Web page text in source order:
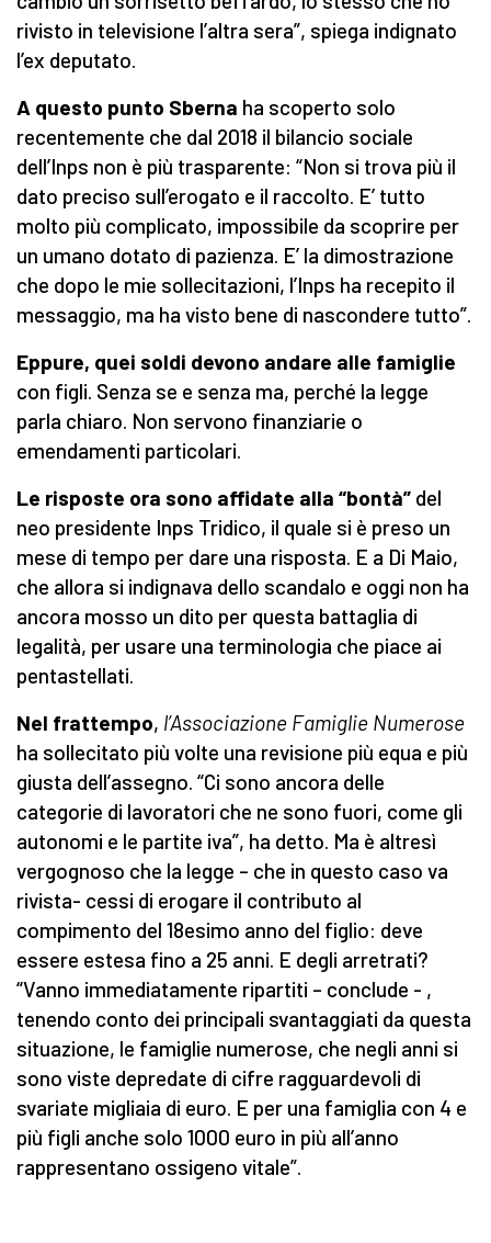
rivisto in televisione l’altra sera”, spiega indignato
l’ex deputato.
A questo punto Sberna ha scoperto solo
recentemente che dal 2018 il bilancio sociale
dell’Inps non è più trasparente: “Non si trova più il
dato preciso sull’erogato e il raccolto. E’ tutto
molto più complicato, impossibile da scoprire per
un umano dotato di pazienza. E’ la dimostrazione
che dopo le mie sollecitazioni, l’Inps ha recepito il
messaggio, ma ha visto bene di nascondere tutto”.
Eppure, quei soldi devono andare alle famiglie
con figli. Senza se e senza ma, perché la legge
parla chiaro. Non servono finanziarie o
emendamenti particolari.
Le risposte ora sono affidate alla “bontà” del
neo presidente Inps Tridico, il quale si è preso un
mese di tempo per dare una risposta. E a Di Maio,
che allora si indignava dello scandalo e oggi non ha
ancora mosso un dito per questa battaglia di
legalità, per usare una terminologia che piace ai
pentastellati.
Nel frattempo, l’Associazione Famiglie Numerose
ha sollecitato più volte una revisione più equa e più
giusta dell’assegno. “Ci sono ancora delle
categorie di lavoratori che ne sono fuori, come gli
autonomi e le partite iva”, ha detto. Ma è altresì
vergognoso che la legge – che in questo caso va
rivista- cessi di erogare il contributo al
compimento del 18esimo anno del figlio: deve
essere estesa fino a 25 anni. E degli arretrati?
“Vanno immediatamente ripartiti – conclude - ,
tenendo conto dei principali svantaggiati da questa
situazione, le famiglie numerose, che negli anni si
sono viste depredate di cifre ragguardevoli di
svariate migliaia di euro. E per una famiglia con 4 e
più figli anche solo 1000 euro in più all’anno
rappresentano ossigeno vitale”.